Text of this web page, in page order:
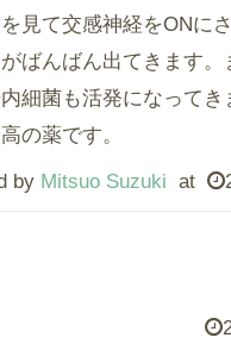
見て交感神経をONに
ばんばん出てきます
細菌も活発になって
の薬です。
by Mitsuo Suzuki at